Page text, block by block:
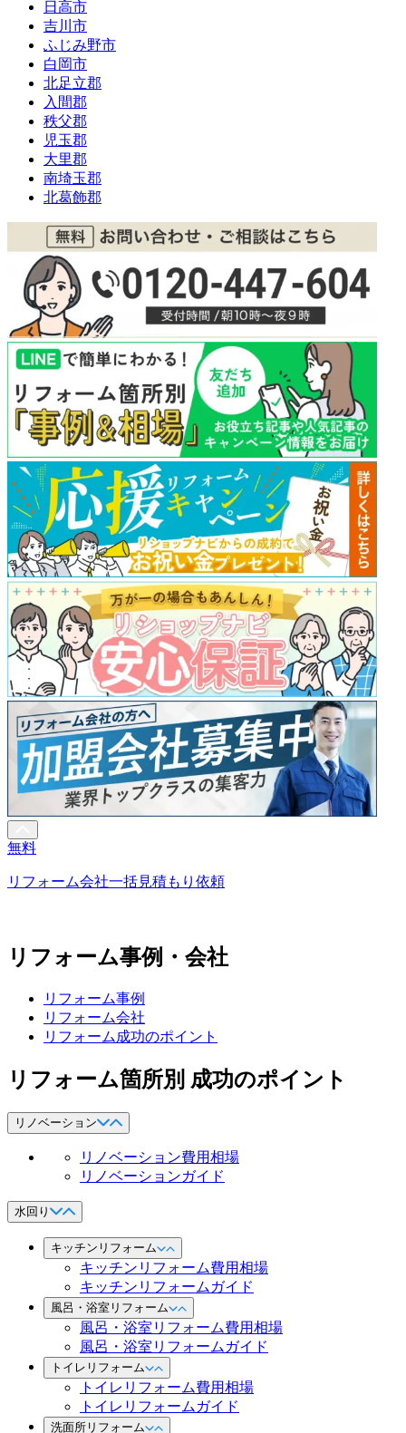
日高市
吉川市
ふじみ野市
白岡市
北足立郡
入間郡
秩父郡
児玉郡
大里郡
南埼玉郡
北葛飾郡
無料
リフォーム会社一括見積もり依頼
リフォーム事例・会社
リフォーム事例
リフォーム会社
リフォーム成功のポイント
リフォーム箇所別 成功のポイント
リノベーション
リノベーション費用相場
リノベーションガイド
水回り
キッチンリフォーム
キッチンリフォーム費用相場
キッチンリフォームガイド
風呂・浴室リフォーム
風呂・浴室リフォーム費用相場
風呂・浴室リフォームガイド
トイレリフォーム
トイレリフォーム費用相場
トイレリフォームガイド
洗面所リフォーム